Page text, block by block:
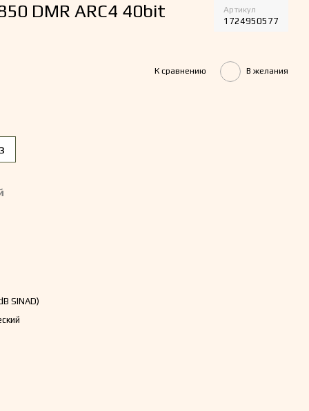
DMR ARC4 40bit Артикул
1724950577
К сравнению В желания
SINAD)